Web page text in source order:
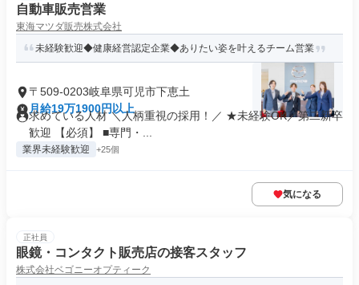
自動車販売営業
東海マツダ販売株式会社
未経験歓迎◆健康経営認定企業◆ありたい姿を叶えるチーム営業
〒509-0203岐阜県可児市下恵土
月給19万1900円以上
求めている人材 ＼人柄重視の採用！／ ★未経験OK／第二新卒
歓迎 【必須】 ■専門・...
業界未経験歓迎 +25個
気になる
正社員
眼鏡・コンタクト販売店の接客スタッフ
株式会社ベゴニーオプティーク